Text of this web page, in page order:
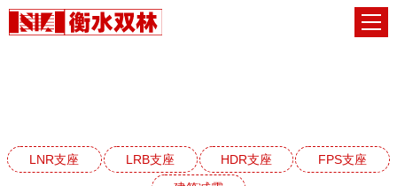
LNR支座 LRB支座 HDR支座
FPS支座